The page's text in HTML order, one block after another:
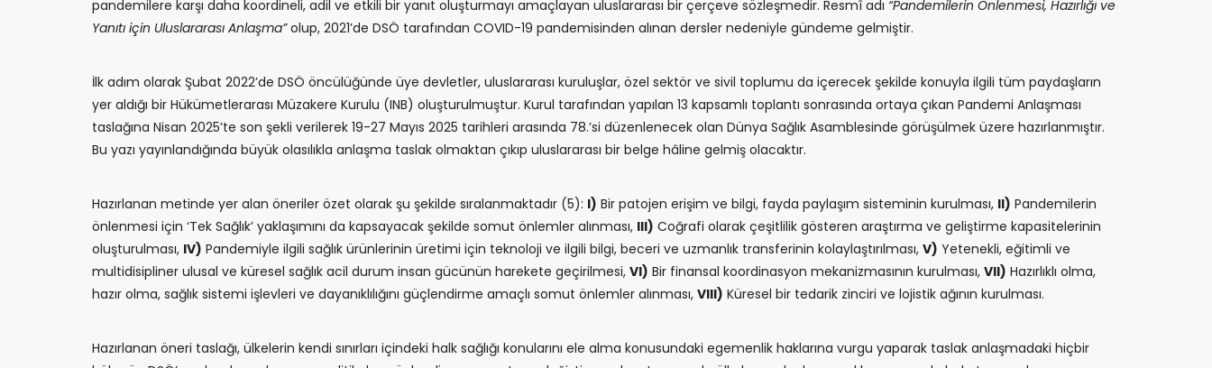
pandemilere karşı daha koordineli, adil ve etkili bir yanıt oluşturmayı amaçlayan uluslararası bir çerçeve sözleşmedir. Resmî adı “Pandemilerin Önlenmesi, Hazırlığı ve
Yanıtı için Uluslararası Anlaşma”olup, 2021’de DSÖ tarafından COVID-19 pandemisinden alınan dersler nedeniyle gündeme gelmiştir.
İlk adım olarak Şubat 2022’de DSÖ öncülüğünde üye devletler, uluslararası kuruluşlar, özel sektör ve sivil toplumu da içerecek şekilde konuyla ilgili tüm paydaşların
yer aldığı bir Hükümetlerarası Müzakere Kurulu (INB) oluşturulmuştur. Kurul tarafından yapılan 13 kapsamlı toplantı sonrasında ortaya çıkan Pandemi Anlaşması
taslağına Nisan 2025’te son şekli verilerek 19-27 Mayıs 2025 tarihleri arasında 78.’si düzenlenecek olan Dünya Sağlık Asamblesinde görüşülmek üzere hazırlanmıştır.
Bu yazı yayınlandığında büyük olasılıkla anlaşma taslak olmaktan çıkıp uluslararası bir belge hâline gelmiş olacaktır.
Hazırlanan metinde yer alan öneriler özet olarak şu şekilde sıralanmaktadır (5): I) Bir patojen erişim ve bilgi, fayda paylaşım sisteminin kurulması, II) Pandemilerin
önlenmesi için ‘Tek Sağlık’ yaklaşımını da kapsayacak şekilde somut önlemler alınması, III) Coğrafi olarak çeşitlilik gösteren araştırma ve geliştirme kapasitelerinin
oluşturulması, IV) Pandemiyle ilgili sağlık ürünlerinin üretimi için teknoloji ve ilgili bilgi, beceri ve uzmanlık transferinin kolaylaştırılması, V) Yetenekli, eğitimli ve
multidisipliner ulusal ve küresel sağlık acil durum insan gücünün harekete geçirilmesi, VI) Bir finansal koordinasyon mekanizmasının kurulması, VII) Hazırlıklı olma,
hazır olma, sağlık sistemi işlevleri ve dayanıklılığını güçlendirme amaçlı somut önlemler alınması, VIII) Küresel bir tedarik zinciri ve lojistik ağının kurulması.
Hazırlanan öneri taslağı, ülkelerin kendi sınırları içindeki halk sağlığı konularını ele alma konusundaki egemenlik haklarına vurgu yaparak taslak anlaşmadaki hiçbir